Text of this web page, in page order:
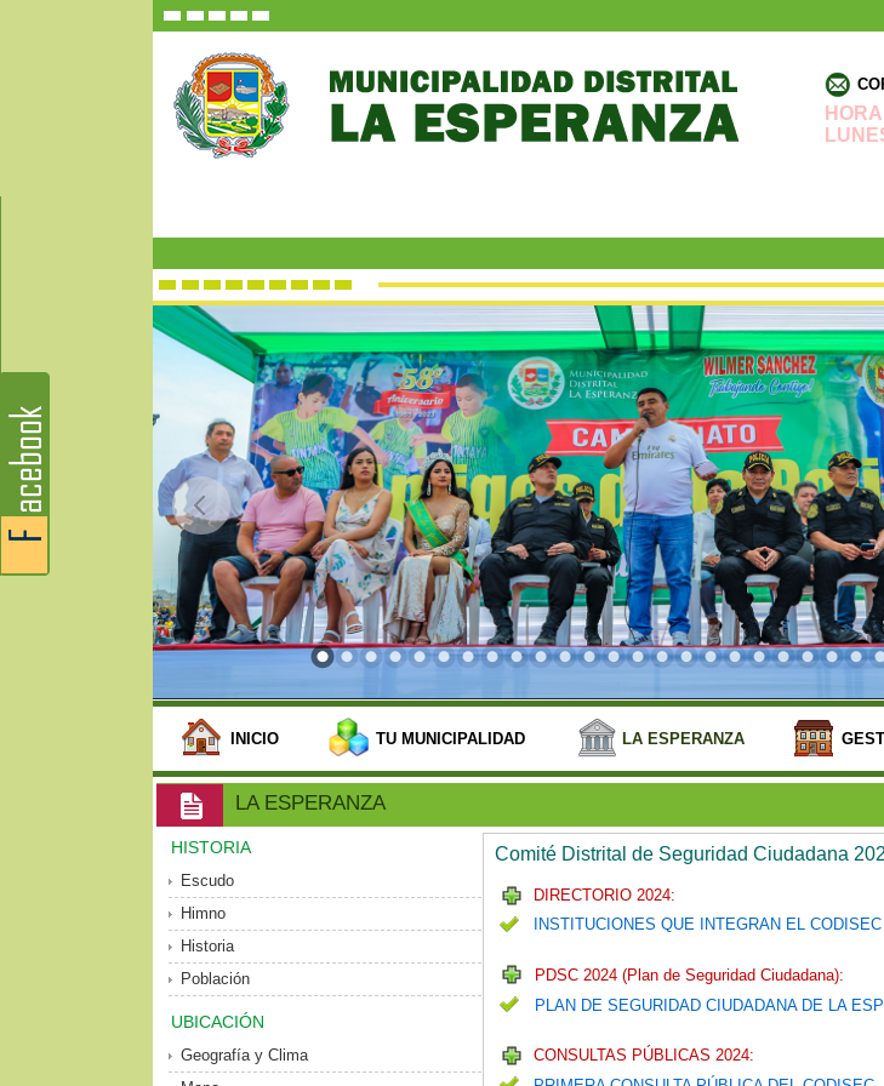
INICIO TU MUNICIPALIDAD LA ESPERANZA
LA ESPERANZA
HISTORIA
Escudo
Himno
Historia
Población
UBICACIÓN
Geografía y Clima
Comité Distrital de Seguridad Ciudadana
DIRECTORIO 2024:
INSTITUCIONES QUE INTEGRAN EL CODISEC
PDSC 2024 (Plan de Seguridad Ciudadana):
PLAN DE SEGURIDAD CIUDADANA DE LA
CONSULTAS PÚBLICAS 2024: